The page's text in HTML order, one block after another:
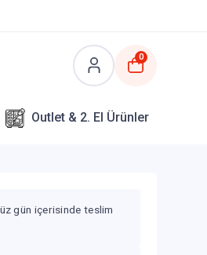
0
Outlet & 2. El Ürünler
gün içerisinde teslim